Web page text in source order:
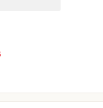
prijs € 39,95
Huidige prijs